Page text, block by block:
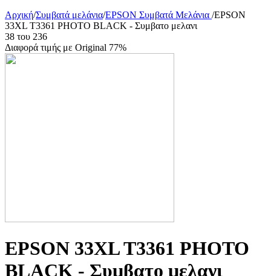
Αρχική/Συμβατά μελάνια/EPSON Συμβατά Μελάνια /EPSON
33XL T3361 PHOTO BLACK - Συμβατο μελανι
38 του 236
Διαφορά τιμής με Original 77%
EPSON 33XL T3361 PHOTO
BLACK - Συμβατο μελανι